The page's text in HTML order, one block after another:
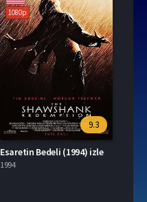
1080p
9.3
Esaretin Bedeli (1994) izle
1994